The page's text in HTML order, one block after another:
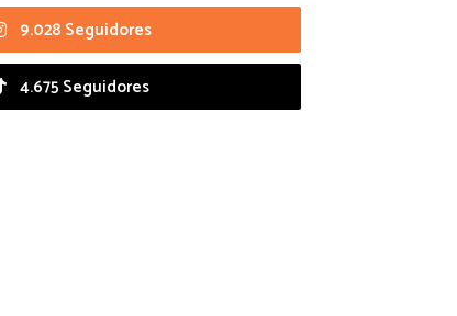
9.028 Seguidores
4.675 Seguidores